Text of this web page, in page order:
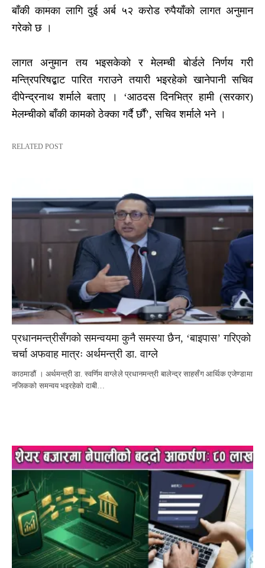
बाँकी कामका लागि दुई अर्ब ५२ करोड रुपैयाँको लागत अनुमान
गरेको छ ।
लागत अनुमान तय भइसकेको र मेलम्ची बोर्डले निर्णय गरी
मन्त्रिपरिषद्बाट पारित गराउने तयारी भइरहेको खानेपानी सचिव
दीपेन्द्रनाथ शर्माले बताए । ‘आठदस दिनभित्र हामी (सरकार)
मेलम्चीको बाँकी कामको ठेक्का गर्दै र्छाैं’, सचिव शर्माले भने ।
RELATED POST
प्रधानमन्त्रीसँगको समन्वयमा कुनै समस्या छैन, ‘बाइपास’ गरिएको
चर्चा अफवाह मात्रः अर्थमन्त्री डा. वाग्ले
काठमाडौं । अर्थमन्त्री डा. स्वर्णिम वाग्लेले प्रधानमन्त्री बालेन्द्र साहसँग आर्थिक एजेण्डामा
नजिकको समन्वय भइरहेको दाबी…